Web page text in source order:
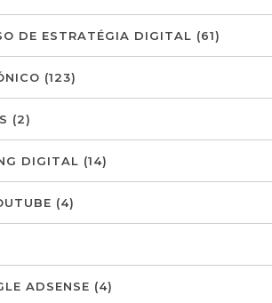
DE ESTRATÉGIA DIGITAL (61)
(123)
(2)
DIGITAL (14)
(4)
ADSENSE (4)